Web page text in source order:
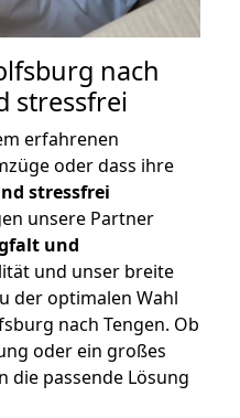
nach
stressfrei
erfahrenen
oder dass ihre
stressfrei
unsere Partner
und
und unser breite
der optimalen Wahl
nach Tengen. Ob
oder ein großes
die passende Lösung